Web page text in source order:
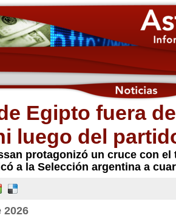
Egipto fuera
luego del
protagonizó un cruce con
a la Selección argentina a
2026